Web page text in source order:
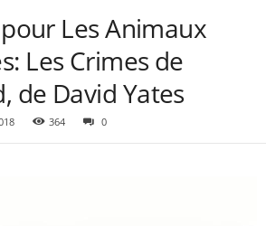
Les Animaux
Les Crimes de
de David Yates
364 0